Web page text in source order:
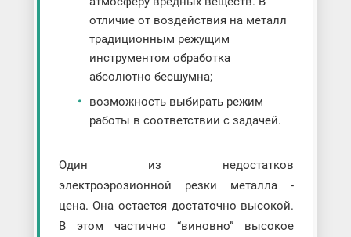
отличие от воздействия на металл
традиционным режущим
инструментом обработка
абсолютно бесшумна;
возможность выбирать режим
работы в соответствии с задачей.
Один из недостатков
электроэрозионной резки металла -
цена. Она остается достаточно высокой.
В этом частично “виновно” высокое